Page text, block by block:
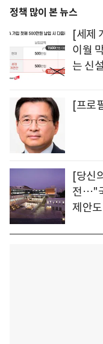
정책 많이 본 뉴스
[세제
이월
는 신설
[프로
[당신
전…"
제안도